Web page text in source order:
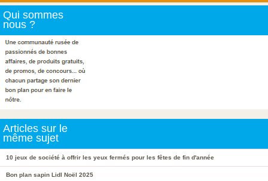
Qui sommes
nous ?
Articles sur le
même sujet
10 jeux de société à offrir les yeux fermés pour les fêtes de fin d'année
Bon plan sapin Lidl Noël 2025